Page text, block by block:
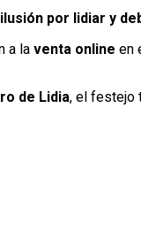
ilusión por lidiar y
a la venta online en
de Lidia, el festejo